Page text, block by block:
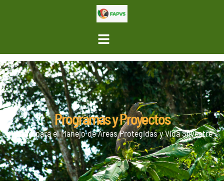
Programas y Proyectos
Fondo para el Manejo de Áreas Protegidas y Vida Silvestre